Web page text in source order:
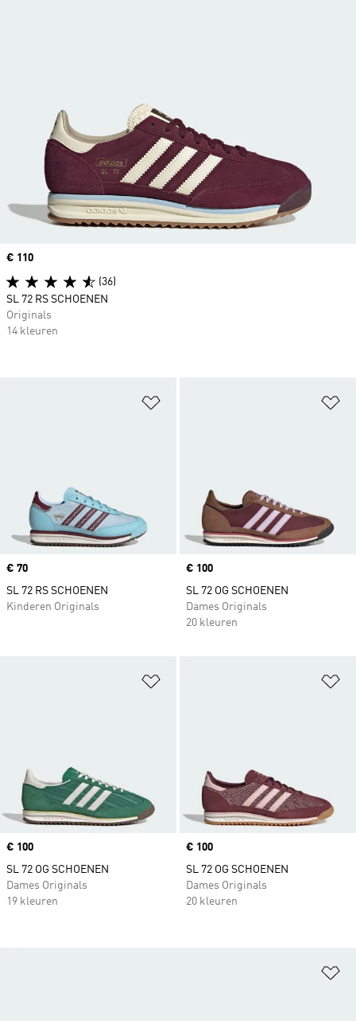
Price
€ 70
SL 72 RS SCHOENEN
Kinderen Originals
Price
€ 100
SL 72 OG SCHOENEN
Dames Originals
20 kleuren
Price
€ 100
SL 72 OG SCHOENEN
Dames Originals
19 kleuren
Price
€ 100
SL 72 OG SCHOENEN
Dames Originals
20 kleuren
Price
€ 110
(36)
SL 72 RS SCHOENEN
Originals
14 kleuren